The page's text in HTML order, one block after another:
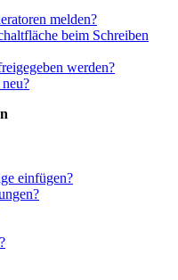
melden?
beim Schreiben
werden?
einfügen?